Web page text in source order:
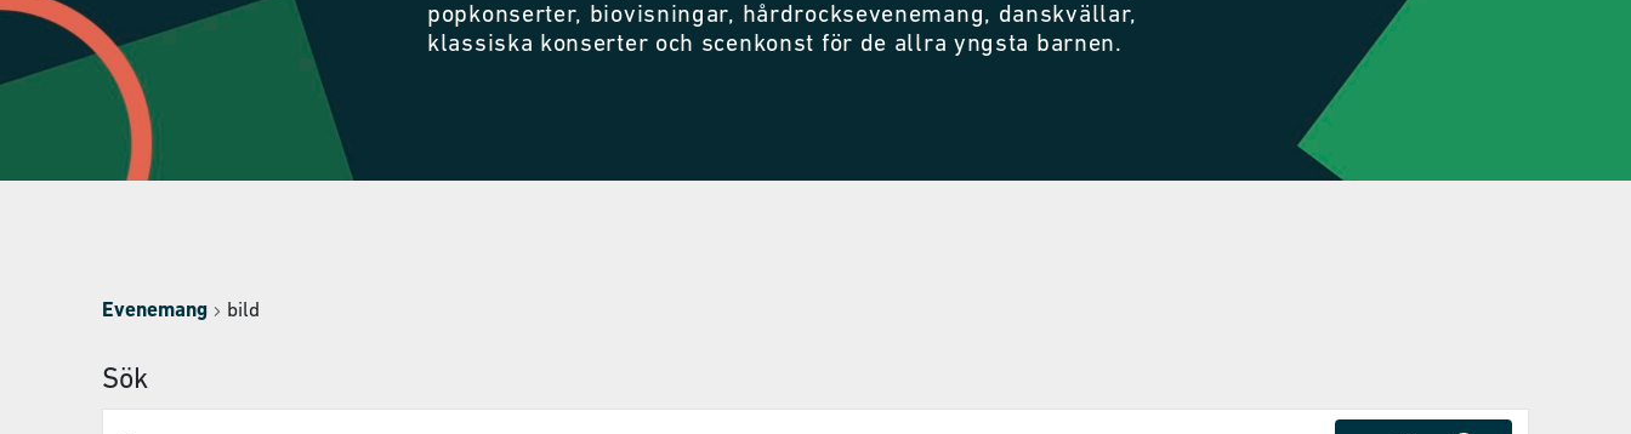
popkonserter, biovisningar, hårdrocksevenemang, danskvällar,
klassiska konserter och scenkonst för de allra yngsta barnen.
Evenemang bild
Sök